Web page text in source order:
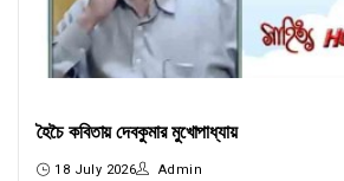
হৈচৈ কবিতায় দেবকুমার মুখোপাধ্যায়
18 July 2026
Admin